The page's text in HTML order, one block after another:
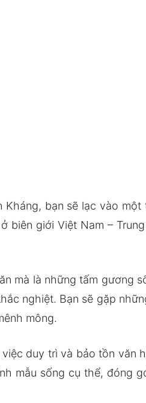
Kháng, bạn sẽ lạc vào
giới Việt Nam –
mà là những tấm gương
nghiệt. Bạn sẽ gặp
mông.
duy trì và bảo tồn văn
mẫu sống cụ thể, đóng